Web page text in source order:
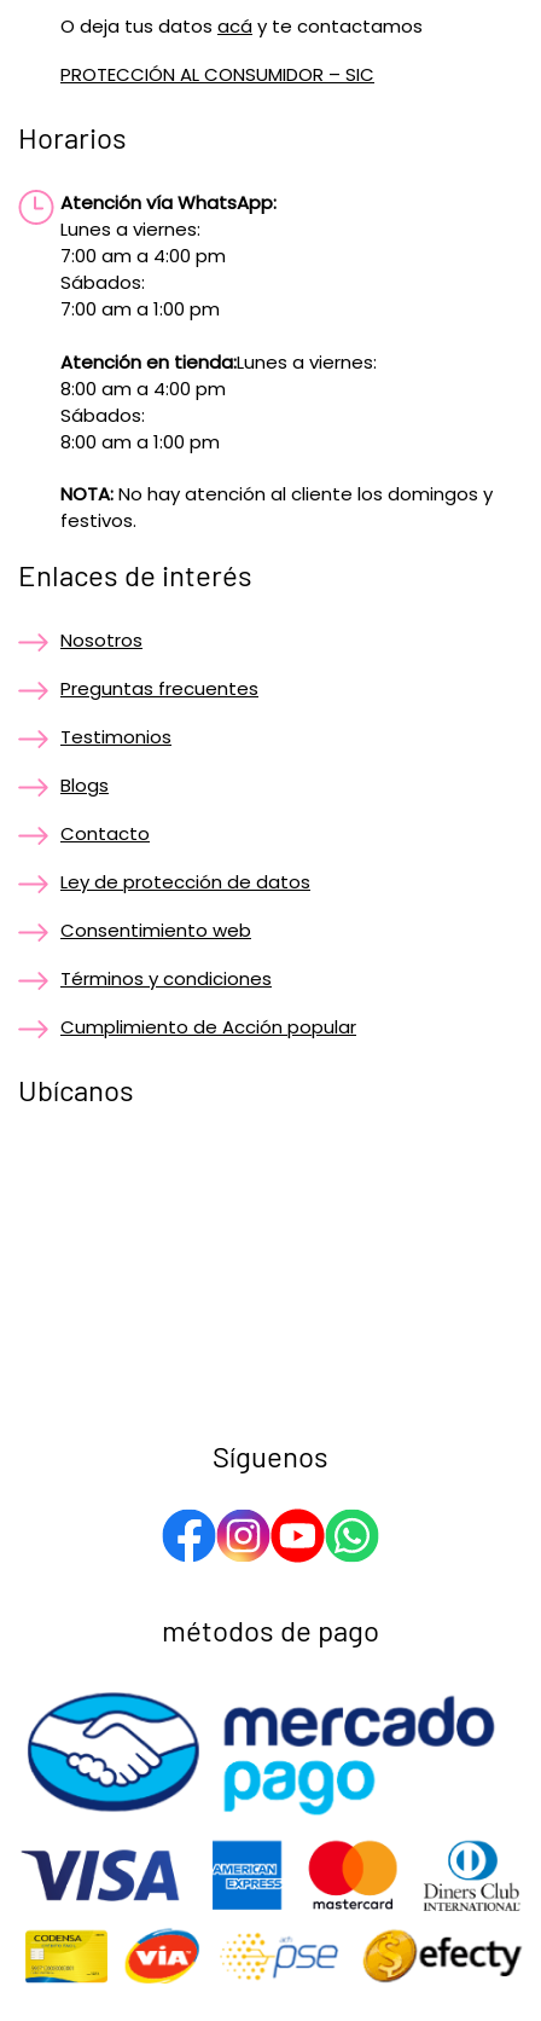
O deja tus datos acáy te contactamos
PROTECCIÓN AL CONSUMIDOR – SIC
Horarios
Atención vía WhatsApp:
Lunes a viernes:
7:00 am a 4:00 pm
Sábados:
7:00 am a 1:00 pm
Atención en tienda:Lunes a viernes:
8:00 am a 4:00 pm
Sábados:
8:00 am a 1:00 pm
NOTA:No hay atención al cliente los domingos y
festivos.
Enlaces de interés
Nosotros
Preguntas frecuentes
Testimonios
Blogs
Contacto
Ley de protección de datos
Consentimiento web
Términos y condiciones
Cumplimiento de Acción popular
Ubícanos
Síguenos
métodos de pago